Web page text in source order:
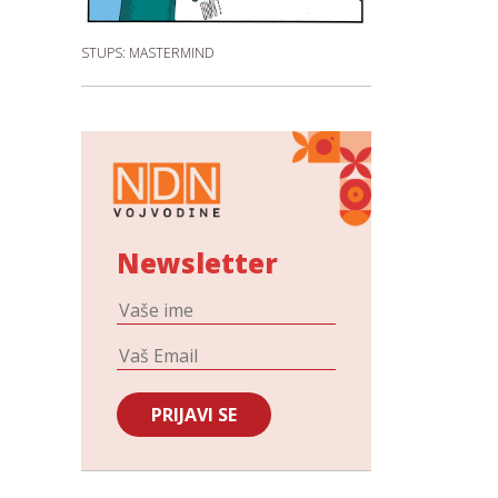
STUPS: MASTERMIND
Newsletter